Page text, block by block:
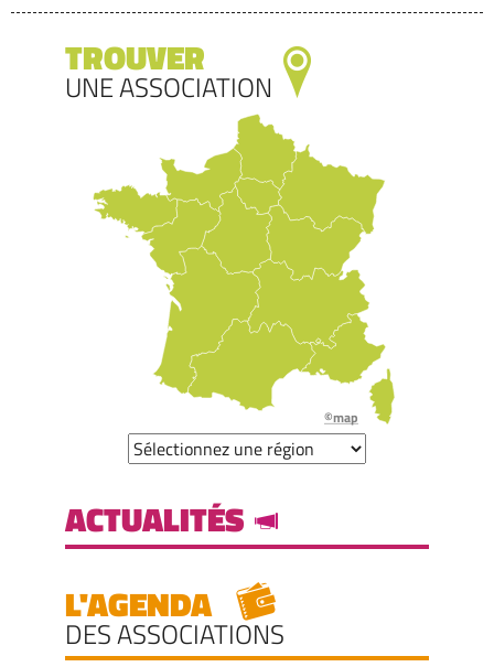
TROUVER
UNE ASSOCIATION
©map
ACTUALITÉS
L'AGENDA
DES ASSOCIATIONS